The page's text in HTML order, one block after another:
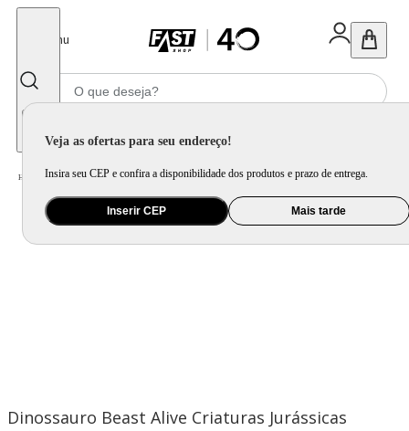
Menu
Veja as ofertas para seu endereço!
Insira seu CEP e confira a disponibilidade dos produtos e prazo de entrega.
Inserir CEP Mais tarde
Home Brinquedo e Colecionável / Para Colecionar
Dinossauro Beast Alive Criaturas Jurássicas